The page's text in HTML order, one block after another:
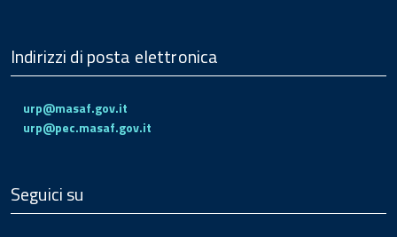
Indirizzi di posta elettronica
urp@masaf.gov.it
urp@pec.masaf.gov.it
Seguici su